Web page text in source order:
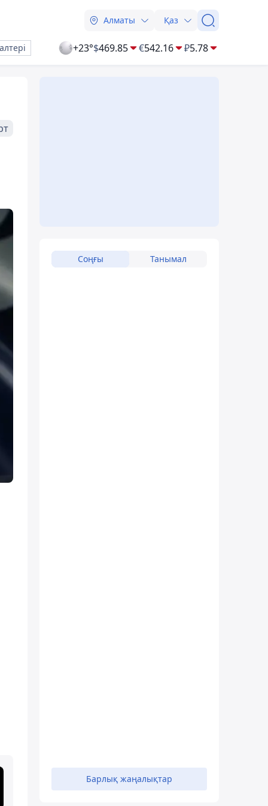
Алматы Қаз
+23°$469.85 €542.16 ₽5.78
Соңғы Танымал
Барлық жаңалықтар